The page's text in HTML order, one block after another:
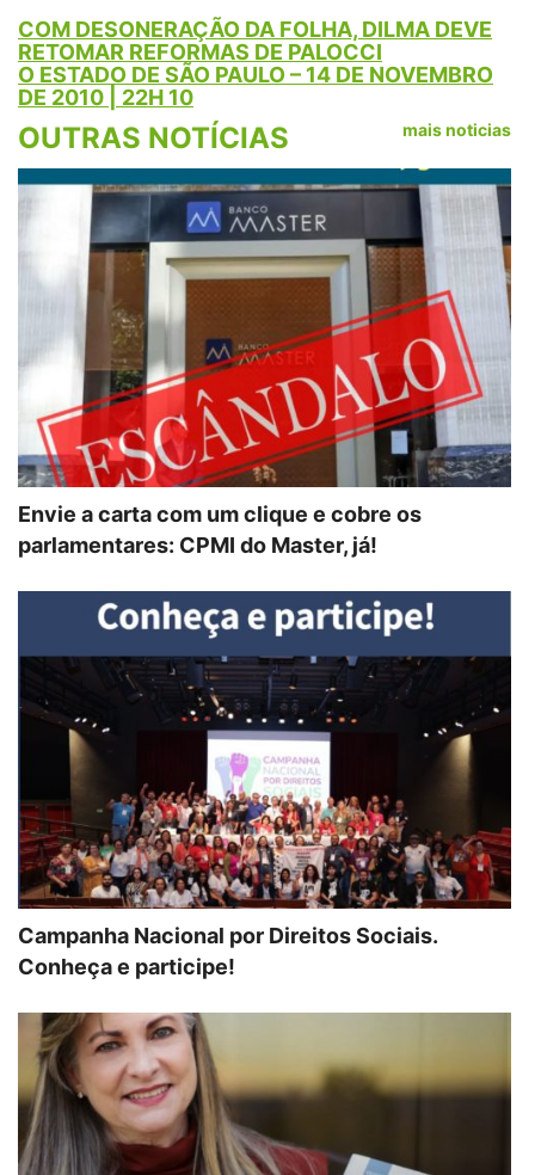
COM DESONERAÇÃO DA FOLHA, DILMA DEVE
RETOMAR REFORMAS DE PALOCCI
O ESTADO DE SÃO PAULO – 14 DE NOVEMBRO
DE 2010 | 22H 10
OUTRAS NOTÍCIAS mais noticias
Envie a carta com um clique e cobre os
parlamentares: CPMI do Master, já!
Campanha Nacional por Direitos Sociais.
Conheça e participe!